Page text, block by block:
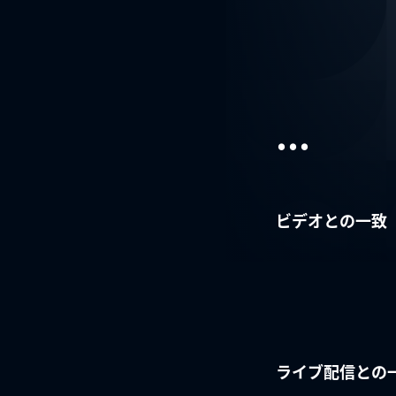
...
ビデオとの一致
ライブ配信との